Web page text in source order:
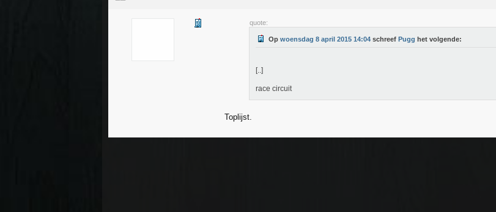
quote:
Op woensdag 8 april 2015 14:04 schreef Pugg het volgende:
[..]
race circuit
Toplijst.